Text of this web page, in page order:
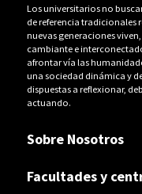
Los universitarios no
de referencia tradicionales
nuevas generaciones
cambiante e
afrontar vía las
una sociedad dinámica y
dispuestas a reflexionar,
actuando.
Sobre Nosotros
Facultades y